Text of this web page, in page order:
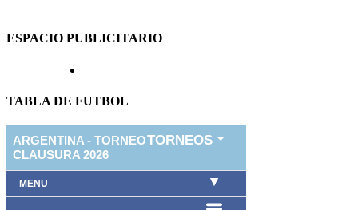
ESPACIO PUBLICITARIO
TABLA DE FUTBOL